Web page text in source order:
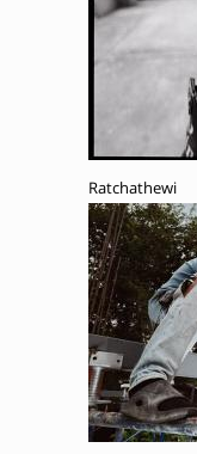
Ratchathewi